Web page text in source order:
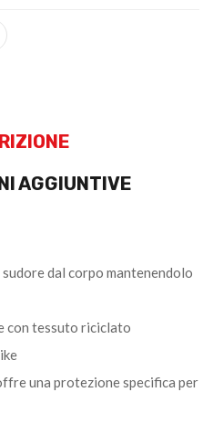
AGGIUNTIVE
dal corpo mantenendolo
con tessuto riciclato
una protezione specifica per